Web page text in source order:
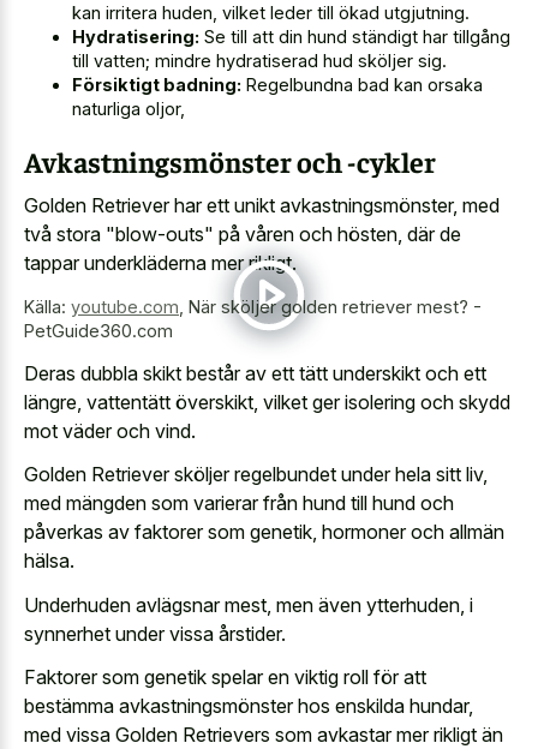
kan irritera huden, vilket leder till ökad utgjutning.
Hydratisering: Se till att din hund ständigt har tillgång
till vatten; mindre hydratiserad hud sköljer sig.
Försiktigt badning: Regelbundna bad kan orsaka
naturliga oljor,
Avkastningsmönster och -cykler
Golden Retriever har ett unikt avkastningsmönster, med
två stora "blow-outs" på våren och hösten, där de
tappar underkläderna mer rikligt.
Källa: youtube.com När sköljer golden retriever mest? -
PetGuide360.com
Deras dubbla skikt består av ett tätt underskikt och ett
längre, vattentätt överskikt, vilket ger isolering och skydd
mot väder och vind.
Golden Retriever sköljer regelbundet under hela sitt liv,
med mängden som varierar från hund till hund och
påverkas av faktorer som genetik, hormoner och allmän
hälsa.
Underhuden avlägsnar mest, men även ytterhuden, i
synnerhet under vissa årstider.
Faktorer som genetik spelar en viktig roll för att
bestämma avkastningsmönster hos enskilda hundar,
med vissa Golden Retrievers som avkastar mer rikligt än